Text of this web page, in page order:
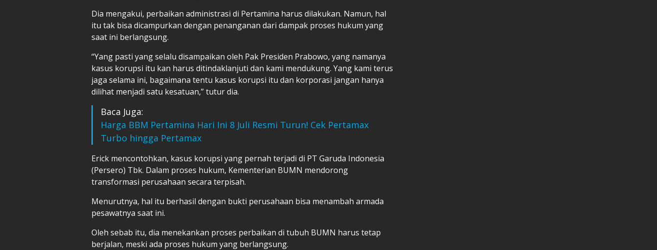
Dia mengakui, perbaikan administrasi di Pertamina harus dilakukan. Namun, hal
itu tak bisa dicampurkan dengan penanganan dari dampak proses hukum yang
saat ini berlangsung.
“Yang pasti yang selalu disampaikan oleh Pak Presiden Prabowo, yang namanya
kasus korupsi itu kan harus ditindaklanjuti dan kami mendukung. Yang kami terus
jaga selama ini, bagaimana tentu kasus korupsi itu dan korporasi jangan hanya
dilihat menjadi satu kesatuan,” tutur dia.
Baca Juga:
Harga BBM Pertamina Hari Ini 8 Juli Resmi Turun! Cek Pertamax
Turbo hingga Pertamax
Erick mencontohkan, kasus korupsi yang pernah terjadi di PT Garuda Indonesia
(Persero) Tbk. Dalam proses hukum, Kementerian BUMN mendorong
transformasi perusahaan secara terpisah.
Menurutnya, hal itu berhasil dengan bukti perusahaan bisa menambah armada
pesawatnya saat ini.
Oleh sebab itu, dia menekankan proses perbaikan di tubuh BUMN harus tetap
berjalan, meski ada proses hukum yang berlangsung.